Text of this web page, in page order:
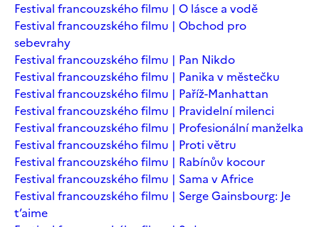
Festival francouzského filmu | O lásce a vodě
Festival francouzského filmu | Obchod pro
sebevrahy
Festival francouzského filmu | Pan Nikdo
Festival francouzského filmu | Panika v městečku
Festival francouzského filmu | Paříž-Manhattan
Festival francouzského filmu | Pravidelní milenci
Festival francouzského filmu | Profesionální manželka
Festival francouzského filmu | Proti větru
Festival francouzského filmu | Rabínův kocour
Festival francouzského filmu | Sama v Africe
Festival francouzského filmu | Serge Gainsbourg: Je
t’aime